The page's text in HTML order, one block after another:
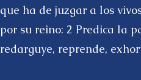
que ha de juzgar a los
por su reino: 2 Predica la
redarguye, reprende,